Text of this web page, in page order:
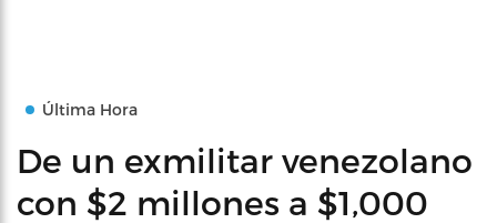
Última Hora
De un exmilitar venezolano
con $2 millones a $1,000